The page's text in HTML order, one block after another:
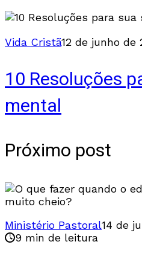
Vida Cristã12 de junho de
10 Resoluções
mental
Próximo post
Ministério Pastoral14 de
9 min de leitura